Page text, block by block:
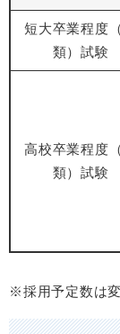
短大卒業程度
類）試験
高校卒業程度
類）試験
※採用予定数は